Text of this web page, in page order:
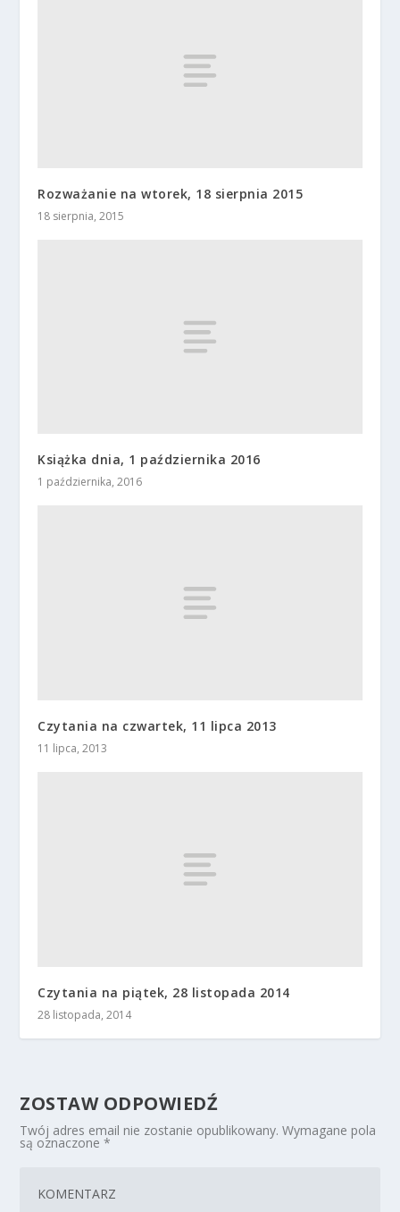
Rozważanie na wtorek, 18 sierpnia 2015
18 sierpnia, 2015
Książka dnia, 1 października 2016
1 października, 2016
Czytania na czwartek, 11 lipca 2013
11 lipca, 2013
Czytania na piątek, 28 listopada 2014
28 listopada, 2014
ZOSTAW ODPOWIEDŹ
Twój adres email nie zostanie opublikowany. Wymagane pola
są oznaczone*